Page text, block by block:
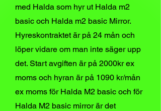
med Halda som hyr ut Halda m2
basic och Halda m2 basic Mirror.
Hyreskontraktet är på 24 mån och
löper vidare om man inte säger upp
det. Start avgiften är på 2000kr ex
moms och hyran är på 1090 kr/mån
ex moms för Halda M2 basic och för
Halda M2 basic mirror är det